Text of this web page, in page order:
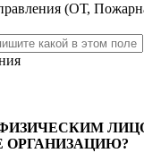
(ОТ,
ОРГАНИЗАЦИЮ?